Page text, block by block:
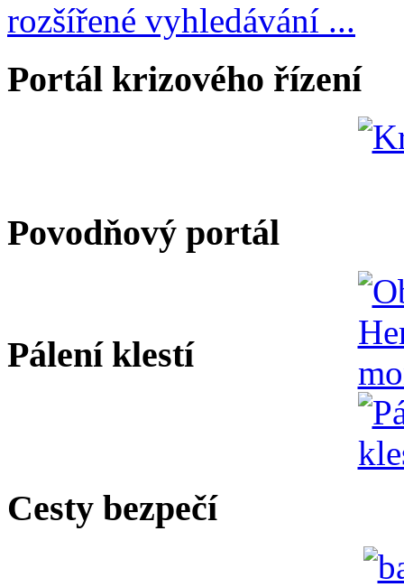
rozšířené vyhledávání ...
Portál krizového řízení
Povodňový portál
Pálení klestí
Cesty bezpečí